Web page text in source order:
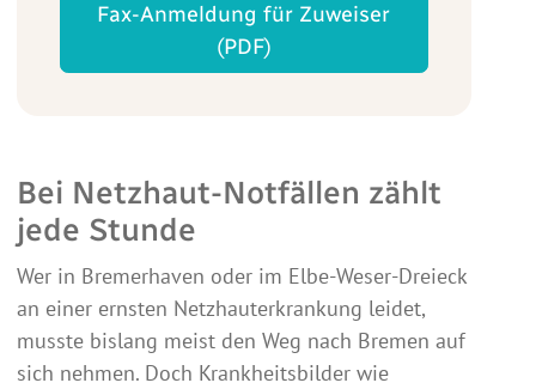
Fax-Anmeldung für Zuweiser
(PDF)
Bei Netzhaut-Notfällen zählt
jede Stunde
Wer in Bremerhaven oder im Elbe-Weser-Dreieck
an einer ernsten Netzhauterkrankung leidet,
musste bislang meist den Weg nach Bremen auf
sich nehmen. Doch Krankheitsbilder wie